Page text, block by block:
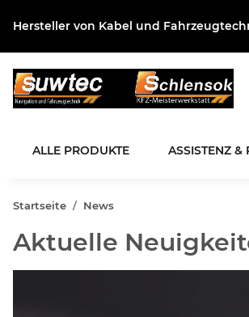
Hersteller von Kabel und
ALLE PRODUKTE ASSISTENZ &
Startseite News
Aktuelle